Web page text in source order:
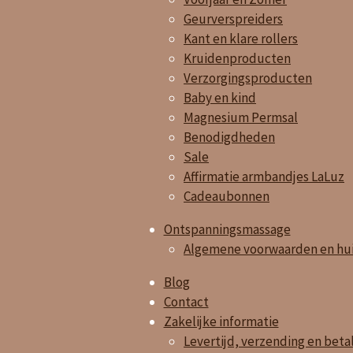
Geurverspreiders
Kant en klare rollers
Kruidenproducten
Verzorgingsproducten
Baby en kind
Magnesium Permsal
Benodigdheden
Sale
Affirmatie armbandjes LaLuz
Cadeaubonnen
Ontspanningsmassage
Algemene voorwaarden en
Blog
Contact
Zakelijke informatie
Levertijd, verzending en